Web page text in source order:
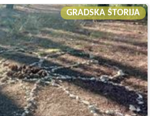
GRADSKA ŠTORIJA